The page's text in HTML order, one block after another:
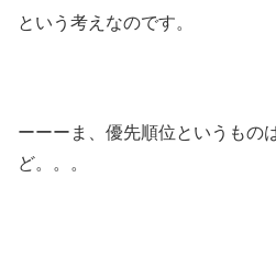
という考えなのです。
ーーーま、優先順位というもの
ど。。。